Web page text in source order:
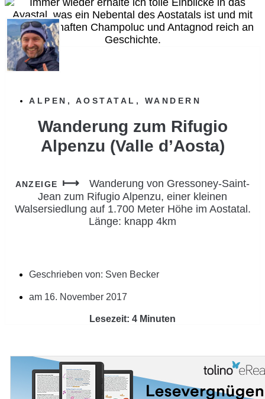
ALPEN , AOSTATAL , WANDERN
Wanderung zum Rifugio
Alpenzu (Valle d’Aosta)
ANZEIGE
Wanderung von Gressoney-Saint-
Jean zum Rifugio Alpenzu, einer kleinen
Walsersiedlung auf 1.700 Meter Höhe im Aostatal.
Länge: knapp 4km
Geschrieben von: Sven Becker
am 16. November 2017
Lesezeit: 4 Minuten